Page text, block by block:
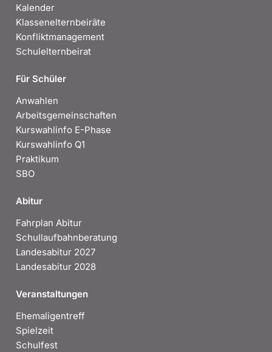
Kalender
Klassenelternbeiräte
Konfliktmanagement
Schulelternbeirat
Für Schüler
Anwahlen
Arbeitsgemeinschaften
Kurswahlinfo E-Phase
Kurswahlinfo Q1
Praktikum
SBO
Abitur
Fahrplan Abitur
Schullaufbahnberatung
Landesabitur 2027
Landesabitur 2028
Veranstaltungen
Ehemaligentreff
Spielzeit
Schulfest